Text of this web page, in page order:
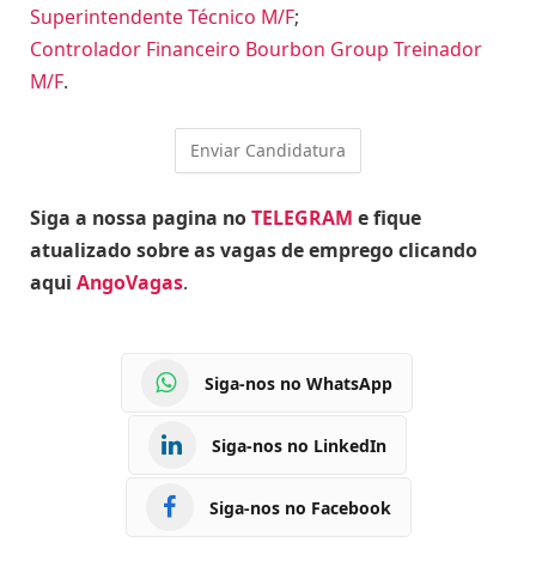
Superintendente Técnico M/F;
Controlador Financeiro Bourbon Group Treinador
M/F.
Siga a nossa pagina noTELEGRAM e fique
atualizado sobre as vagas de emprego clicando
aqui AngoVagas.
Siga-nos no WhatsApp
Siga-nos no LinkedIn
Siga-nos no Facebook